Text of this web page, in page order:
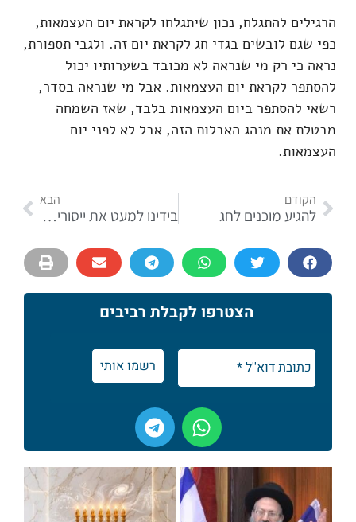
הרגילים להתגלח, נכון שיתגלחו לקראת יום העצמאות,
כפי שגם לובשים בגדי חג לקראת יום זה. ולגבי תספורת,
נראה כי רק מי שנראה לא מכובד בשערותיו יכול
להסתפר לקראת יום העצמאות. אבל מי שנראה בסדר,
רשאי להסתפר ביום העצמאות בלבד, שאז השמחה
מבטלת את מנהג האבלות הזה, אבל לא לפני יום
העצמאות.
הקודם
להגיע מוכנים לחג
הבא
בידינו למעט את ייסורי הגאולה
הצטרפו לקבלת רביבים